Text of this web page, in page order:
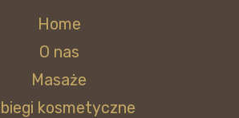
Home
O nas
Masaże
kosmetyczne